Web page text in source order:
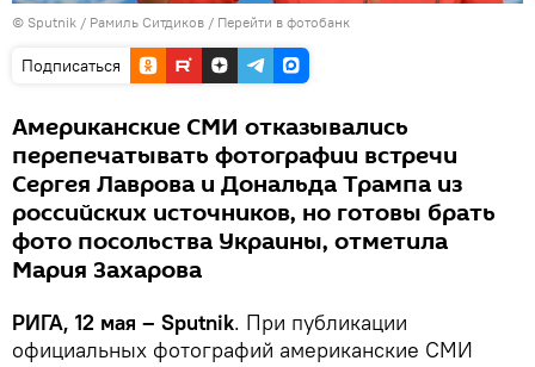
© Sputnik / Рамиль Ситдиков / Перейти в фотобанк
Подписаться
Американские СМИ отказывались
перепечатывать фотографии встречи
Сергея Лаврова и Дональда Трампа из
российских источников, но готовы брать
фото посольства Украины, отметила
Мария Захарова
РИГА, 12 мая – Sputnik. При публикации
официальных фотографий американские СМИ